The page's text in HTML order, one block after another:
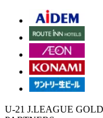
U-21 J.LEAGUE